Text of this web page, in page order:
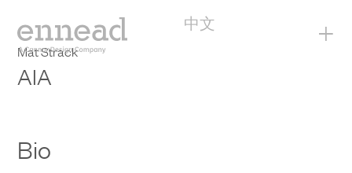
中文 +
Mat Strack
AIA
Bio